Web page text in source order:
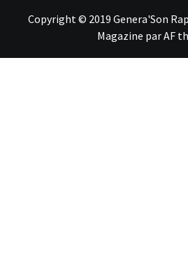
Copyright © 2019 Genera'Son
Magazine parAF